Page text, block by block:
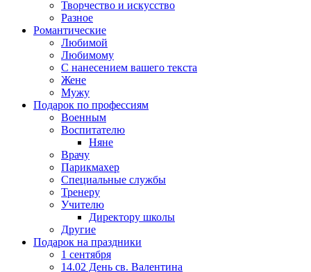
Творчество и искусство
Разное
Романтические
Любимой
Любимому
С нанесением вашего текста
Жене
Мужу
Подарок по профессиям
Военным
Воспитателю
Няне
Врачу
Парикмахер
Специальные службы
Тренеру
Учителю
Директору школы
Другие
Подарок на праздники
1 сентября
14.02 День св. Валентина